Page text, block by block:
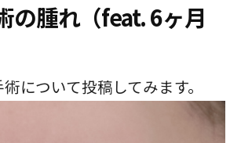
の腫れ（feat. 6ヶ月
について投稿してみます。